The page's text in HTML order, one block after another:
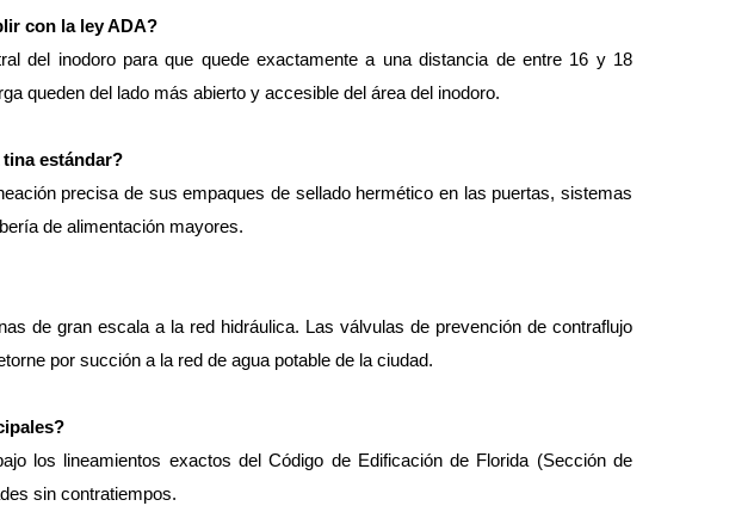
con la ley ADA?
del inodoro para que quede exactamente a una distancia de entre 16 y 18
queden del lado más abierto y accesible del área del inodoro.
estándar?
precisa de sus empaques de sellado hermético en las puertas, sistemas
de alimentación mayores.
de gran escala a la red hidráulica. Las válvulas de prevención de contraflujo
por succión a la red de agua potable de la ciudad.
los lineamientos exactos del Código de Edificación de Florida (Sección de
sin contratiempos.